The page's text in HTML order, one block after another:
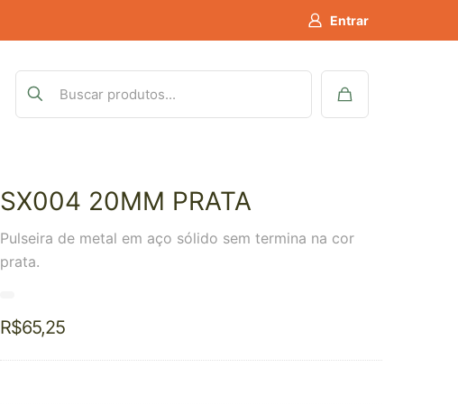
Entrar
SX004 20MM PRATA
Pulseira de metal em aço sólido sem termina na cor
prata.
R$65,25